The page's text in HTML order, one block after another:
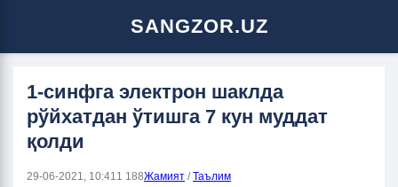
SANGZOR.UZ
1-синфга электрон шаклда
рўйхатдан ўтишга 7 кун муддат
қолди
29-06-2021, 10:411 188Жамият /Таълим